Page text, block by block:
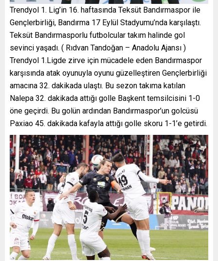
Trendyol 1. Lig’in 16. haftasında Teksüt Bandırmaspor ile
Gençlerbirliği, Bandırma 17 Eylül Stadyumu’nda karşılaştı.
Teksüt Bandırmasporlu futbolcular takım halinde gol
sevinci yaşadı. ( Rıdvan Tandoğan – Anadolu Ajansı )
Trendyol 1.Ligde zirve için mücadele eden Bandırmaspor
karşısında atak oyunuyla oyunu güzelleştiren Gençlerbirliği
amacına 32. dakikada ulaştı. Bu sezon takıma katılan
Nalepa 32. dakikada attığı golle Başkent temsilcisini 1-0
öne geçirdi. Bu golün ardından Bandırmaspor’un golcüsü
Paxiao 45. dakikada kafayla attığı golle skoru 1-1’e getirdi.